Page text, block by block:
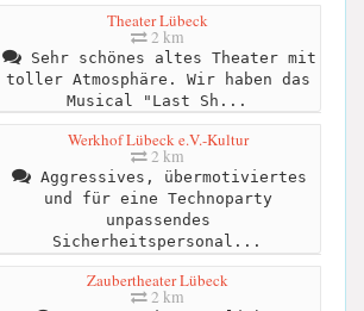
Theater Lübeck
2 km
Sehr schönes altes Theater mit
toller Atmosphäre. Wir haben das
Musical "Last Sh...
Werkhof Lübeck e.V.-Kultur
2 km
Aggressives, übermotiviertes
und für eine Technoparty
unpassendes
Sicherheitspersonal...
Zaubertheater Lübeck
2 km